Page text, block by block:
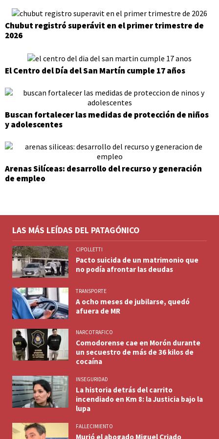
Chubut registró superávit en el primer trimestre de
2026
El Centro del Día del San Martín cumple 17 años
Buscan fortalecer las medidas de protección de niños
y adolescentes
Arenas Silíceas: desarrollo del recurso y generación
de empleo
LAS MÁS LEÍDAS DEL PATAGÓNICO
CIPOLLETTI
Pacto suicida de un matrimonio que
no podía afrontar las deudas
TRANSPORTE
A ocho meses de jubilarse, quedó
afuera de MR
NARCOTRAFICO
Comodorense cae en Morón durante
un secuestro de más de 36 kilos de
cocaína
INSEGURIDAD
La historia detrás del carrito
incendiado en Km 8: la Justicia bajo la
lupa
FALLECIMIENTO
Murió el abogado Miguel Criado